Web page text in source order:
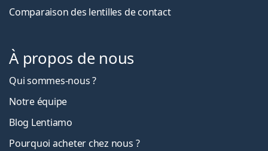
Comparaison des lentilles de contact
À propos de nous
Qui sommes-nous ?
Notre équipe
Blog Lentiamo
Pourquoi acheter chez nous ?